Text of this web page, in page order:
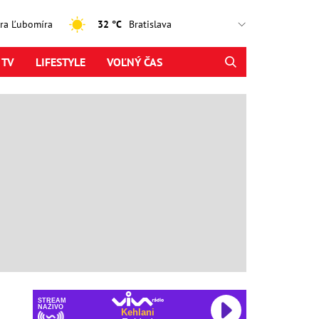
Ľubomíra 32 °C
LIFESTYLE VOĽNÝ ČAS
STREAM
NAŽIVO
Kehlani